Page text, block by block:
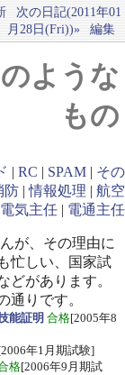
次の日記(2011年01
月28日(Fri))»
編集
ような
もの
| RC | SPAM | その
防 |情報処理 | 航空
電気主任 | 電通主任
が、その理由に
忙しい、国家試
どがあります。
通りです。
能証明 合格[2005年8
年1月期試験]
格[2006年9月期試